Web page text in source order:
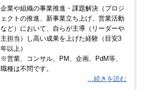
企業や組織の事業推進・課題解決（プロジ
ェクトの推進、新事業立ち上げ、営業活動
など）において、自らが主導（リーダーや
主担当）し高い成果を上げた経験（目安3
年以上）
※営業、コンサル、PM、企画、PdM等、
職種は不問です。
…続きを読む